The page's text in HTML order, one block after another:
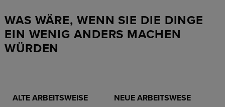
WAS WÄRE, WENN SIE DIE DINGE
EIN WENIG ANDERS MACHEN
WÜRDEN
ALTE ARBEITSWEISE NEUE ARBEITSWESE